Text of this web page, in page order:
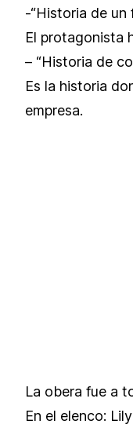
-“Historia de un
El protagonista
– “Historia de
Es la historia
empresa.
La obera fue a
En el elenco: